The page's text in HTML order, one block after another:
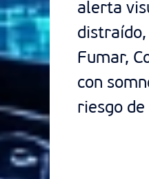
alerta
distraído,
Fumar,
con
riesgo de